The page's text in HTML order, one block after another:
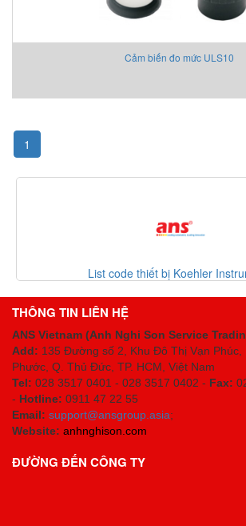
Cảm biến đo mức ULS10
1
List code thiết bị Koehler
THÔNG TIN LIÊN HỆ
ANS Vietnam (Anh Nghi Son Service
Add: 135 Đường số 2, Khu Đô Thị Vạn Phúc,
Phước, Q. Thủ Đức, TP. HCM , Việt Nam
Tel: 028 3517 0401 - 028 3517 0402 - Fax:
- Hotline: 0911 47 22 55
Email: support@ansgroup.asia;
Website: anhnghison.com
ĐƯỜNG ĐẾN CÔNG TY